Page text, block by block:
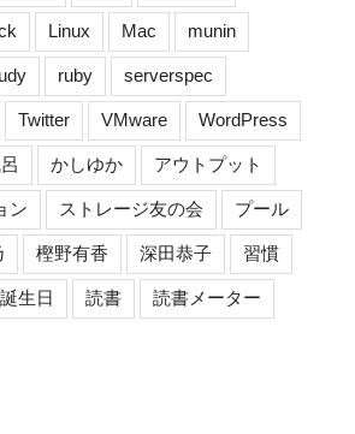
Linux Mac munin
ruby serverspec
Twitter VMware WordPress
かしゆか アウトプット
ン ストレージ友の会 プール
樫野有香 深田恭子 習慣
誕生日 読書 読書メーター